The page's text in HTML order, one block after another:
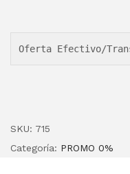
Oferta Efectivo/
SKU: 715
Categoría: PROMO 0%